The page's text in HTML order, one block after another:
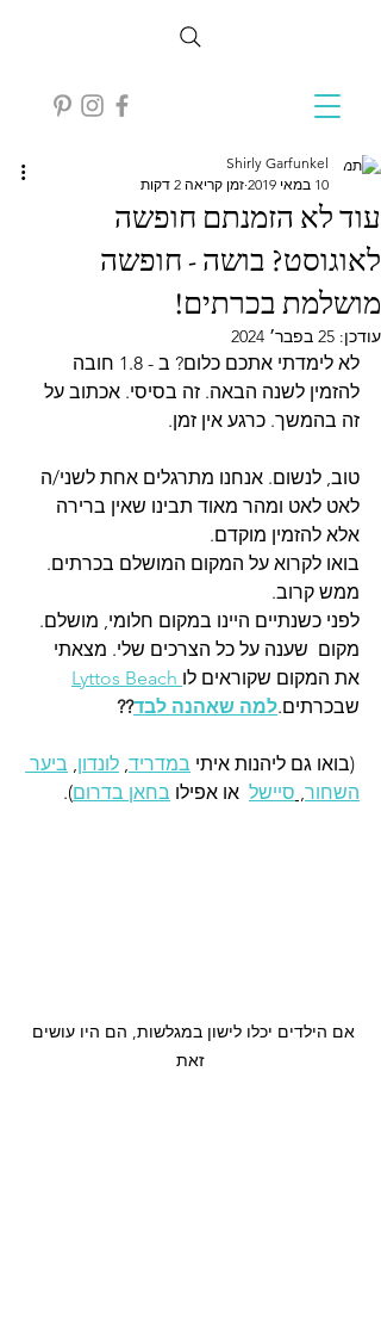
עוד לא הזמנתם חופשה
לאוגוסט? בושה - חופשה
מושלמת בכרתים!
Shirly Garfunkel
10 במאי 2019
זמן קריאה 2 דקות
עודכן: 25 בפבר׳ 2024
לא לימדתי אתכם כלום? ב - 1.8 חובה
להזמין לשנה הבאה. זה בסיסי. אכתוב על
זה בהמשך. כרגע אין זמן.
טוב, לנשום. אנחנו מתרגלים אחת לשני/ה
לאט לאט ומהר מאוד תבינו שאין ברירה
אלא להזמין מוקדם.
בואו לקרוא על המקום המושלם בכרתים.
ממש קרוב.
לפני כשנתיים היינו במקום חלומי, מושלם.
מקום  שענה על כל הצרכים שלי. מצאתי
את המקום שקוראים לו
שבכרתים.למה שאהנה לבד??
במדריד, לונדון, ביער
השחור, סיישל
  או אפילו
בחאן בדרום).
אם הילדים יכלו לישון במגלשות, הם היו עושים
זאת